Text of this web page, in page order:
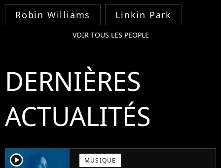
Robin Williams Linkin Park
VOIR TOUS LES PEOPLE
DERNIÈRES
ACTUALITÉS
player2 MUSIQUE